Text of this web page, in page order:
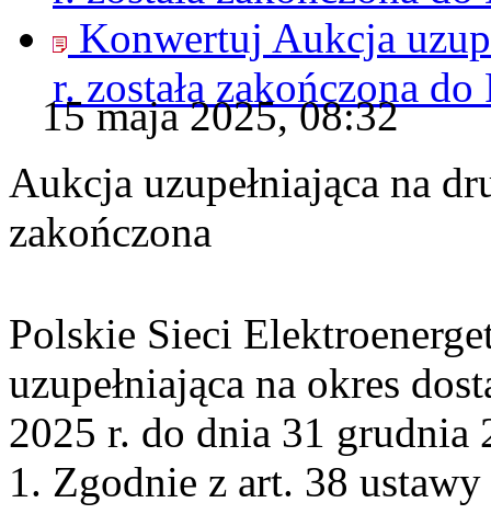
Konwertuj Aukcja
r. została zakończona do
15 maja 2025, 08:32
Aukcja uzupełniająca na
zakończona
Polskie Sieci
uzupełniająca na okres
2025 r. do dnia 31 grudnia
1. Zgodnie z art. 38